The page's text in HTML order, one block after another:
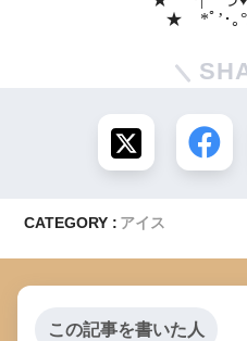
★ *ﾟ’･｡
CATEGORY : アイス
この記事を書いた人